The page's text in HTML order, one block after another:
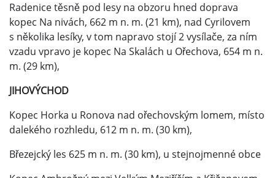
Radenice těsně pod lesy na obzoru hned doprava
kopec Na nivách, 662 m n. m. (21 km), nad Cyrilovem
s několika lesíky, v tom napravo stojí 2 vysílače, za ním
vzadu vpravo je kopec Na Skalách u Ořechova, 654 m n.
m. (29 km),
JIHOVÝCHOD
Kopec Horka u Ronova nad ořechovským lomem, místo
dalekého rozhledu, 612 m n. m. (30 km),
Březejcký les 625 m n. m. (30 km), u stejnojmenné obce